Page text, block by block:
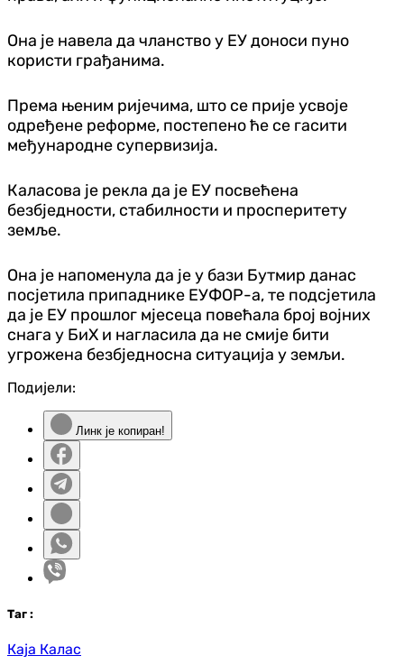
Она је навела да чланство у ЕУ доноси пуно
користи грађанима.
Према њеним ријечима, што се прије усвоје
одређене реформе, постепено ће се гасити
међународне супервизија.
Каласова је рекла да је ЕУ посвећена
безбједности, стабилности и просперитету
земље.
Она је напоменула да је у бази Бутмир данас
посјетила припаднике ЕУФОР-а, те подсјетила
да је ЕУ прошлог мјесеца повећала број војних
снага у БиХ и нагласила да не смије бити
угрожена безбједносна ситуација у земљи.
Подијели:
Линк је копиран!
Таг :
Каја Калас